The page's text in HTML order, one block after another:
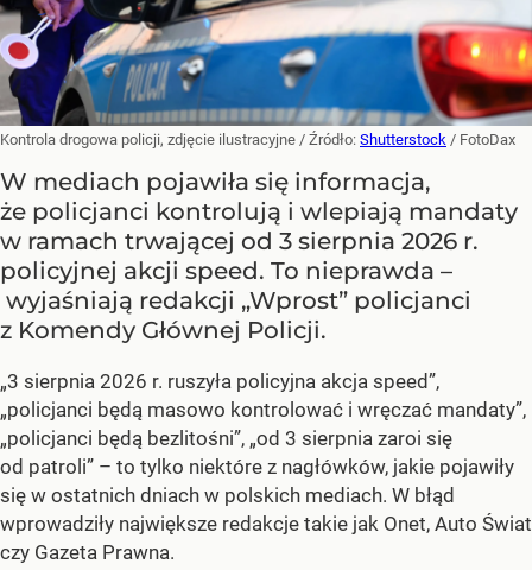
Kontrola drogowa policji, zdjęcie ilustracyjne / Źródło: Shutterstock / FotoDax
W mediach pojawiła się informacja,
że policjanci kontrolują i wlepiają mandaty
w ramach trwającej od 3 sierpnia 2026 r.
policyjnej akcji speed. To nieprawda –
wyjaśniają redakcji „Wprost” policjanci
z Komendy Głównej Policji.
„3 sierpnia 2026 r. ruszyła policyjna akcja speed”,
„policjanci będą masowo kontrolować i wręczać mandaty”,
„policjanci będą bezlitośni”, „od 3 sierpnia zaroi się
od patroli” – to tylko niektóre z nagłówków, jakie pojawiły
się w ostatnich dniach w polskich mediach. W błąd
wprowadziły największe redakcje takie jak Onet, Auto Świat
czy Gazeta Prawna.